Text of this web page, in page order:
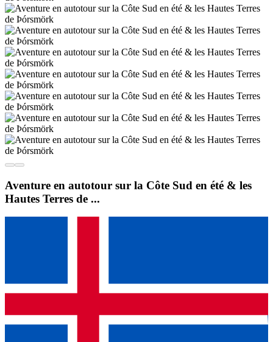
Aventure en autotour sur la Côte Sud en été & les
Hautes Terres de ...